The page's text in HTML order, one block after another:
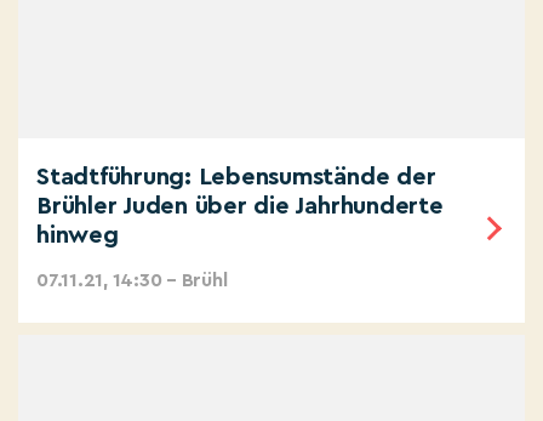
Stadtführung: Lebensumstände der
Brühler Juden über die Jahrhunderte
hinweg
07.11.21, 14:30 – Brühl